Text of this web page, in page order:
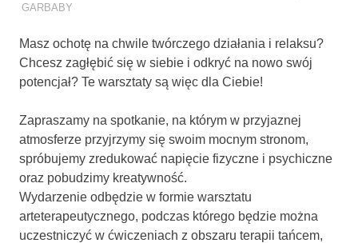
GARBABY
Masz ochotę na chwile twórczego działania i relaksu?
Chcesz zagłębić się w siebie i odkryć na nowo swój
potencjał? Te warsztaty są więc dla Ciebie!
Zapraszamy na spotkanie, na którym w przyjaznej
atmosferze przyjrzymy się swoim mocnym stronom,
spróbujemy zredukować napięcie fizyczne i psychiczne
oraz pobudzimy kreatywność.
Wydarzenie odbędzie w formie warsztatu
arteterapeutycznego, podczas którego będzie można
uczestniczyć w ćwiczeniach z obszaru terapii tańcem,